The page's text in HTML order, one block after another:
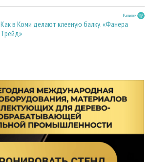
Развитие
Как в Коми делают клееную балку. «Фанера
Трейд»